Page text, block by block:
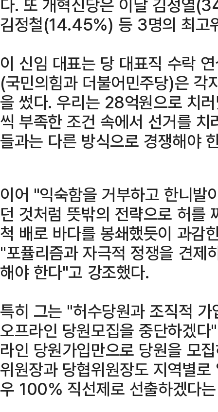
다. 또 개혁신당은 이날 김성열
김정철(14.45%) 등 3명의 최고
이 신임 대표는 당 대표직 수락
(국민의힘과 더불어민주당)은
을 썼다. 우리는 28억원으로 치
씩 부족한 조건 속에서 선거를
들과는 다른 방식으로 경쟁해야
이어 "익숙함을 거부하고 한니발
던 것처럼 뜻밖의 전략으로 허를
척 배로 바다를 봉쇄했듯이 과감
"포퓰리즘과 자극적 정쟁을 견제
해야 한다"고 강조했다.
특히 그는 "허수당원과 조직적
오프라인 당원모집을 중단하겠
라인 당원가입만으로 당원을 모
위원장과 당협위원장도 지역별
우 100% 직선제로 선출하겠다